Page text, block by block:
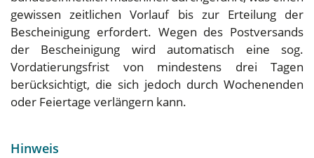
gewissen zeitlichen Vorlauf bis zur Erteilung der
Bescheinigung erfordert. Wegen des Postversands
der Bescheinigung wird automatisch eine sog.
Vordatierungsfrist von mindestens drei Tagen
berücksichtigt, die sich jedoch durch Wochenenden
oder Feiertage verlängern kann.
Hinweis